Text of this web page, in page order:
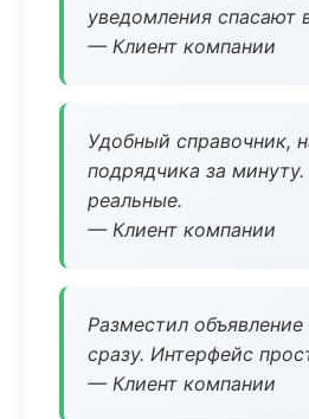
уведомления спасают
— Клиент компании
Удобный справочник,
подрядчика за
реальные.
— Клиент компании
Разместил
сразу. Интерфейс
— Клиент компании